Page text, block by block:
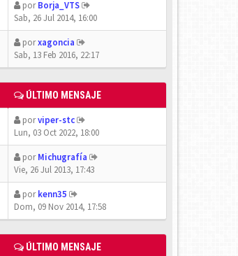
porBorja_VTS
Sab, 26 Jul 2014, 16:00
porxagoncia
Sab, 13 Feb 2016, 22:17
ÚLTIMO MENSAJE
porviper-stc
Lun, 03 Oct 2022, 18:00
porMichugrafía
Vie, 26 Jul 2013, 17:43
porkenn35
Dom, 09 Nov 2014, 17:58
ÚLTIMO MENSAJE